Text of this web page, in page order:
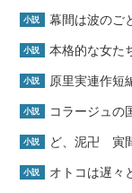
小説 幕間は波の
小説 本格的な女
小説 原里実連作短
小説 コラージュ
小説 ど、泥卍 寅
小説 オトコは遅